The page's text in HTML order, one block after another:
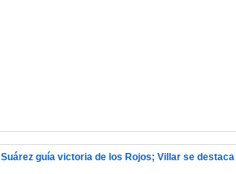
Suárez guía victoria de los Rojos; Villar se destaca